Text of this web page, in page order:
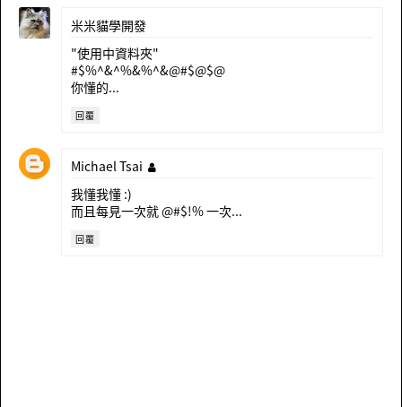
米米貓學開發
"使用中資料夾"
#$%^&^%&%^&@#$@$@
你懂的...
回覆
Michael Tsai
我懂我懂 :)
而且每見一次就 @#$!% 一次...
回覆